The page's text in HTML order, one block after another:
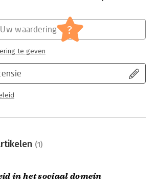
uitlegvideo's, samenvattingen,
tijdens de lessen de verdieping
Mens en maatschappij
Uw waardering ?
te geven
(1)
in het sociaal domein